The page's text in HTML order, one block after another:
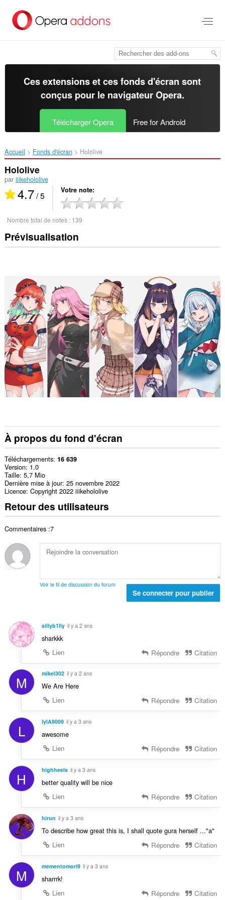
contenu
Ces extensions et ces fonds d'écran sont
conçus pour le navigateur Opera.
Télécharger Opera Free for Android
Accueil Fonds d'écran Hololive‎
Hololive
par iiikehololive
4.7/ 5 Votre note
Nombre total de notes : 139
Prévisualisation
À propos du fond d'écran
Téléchargements 16 639
Version 1.0
Taille 5,7 Mio
Dernière mise à jour 25 novembre 2022
Licence Copyright 2022 iiikehololive
Retour des utilisateurs
Commentaires :7
Voir le fil de discussion du forum
Se connecter pour publier
sillyb1lly il y a 2 ans
sharkkk
Lien
Répondre Citation
M mikel302 il y a 2 ans
We Are Here
Lien
Répondre Citation
L lylA9009 il y a 3 ans
awesome
Lien
Répondre Citation
H highheels il y a 3 ans
better quality will be nice
Lien
Répondre Citation
hirun il y a 3 ans
To describe how great this is, I shall quote gura herself ..."a"
Lien
Répondre Citation
M mementomori9 il y a 3 ans
sharrrk!
Lien
Répondre Citation